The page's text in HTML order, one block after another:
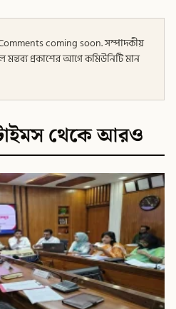
Comments coming soon. সম্পাদকীয়
মন্তব্য প্রকাশের আগে কমিউনিটি মান
থেকে আরও